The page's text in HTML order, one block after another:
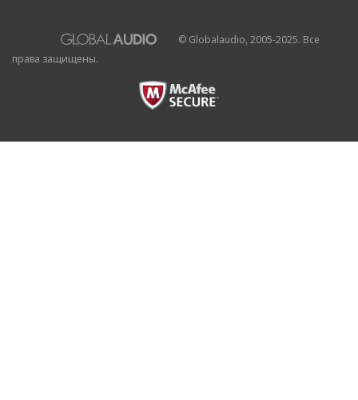
© Globalaudio, 2005-2025. Все
права защищены.